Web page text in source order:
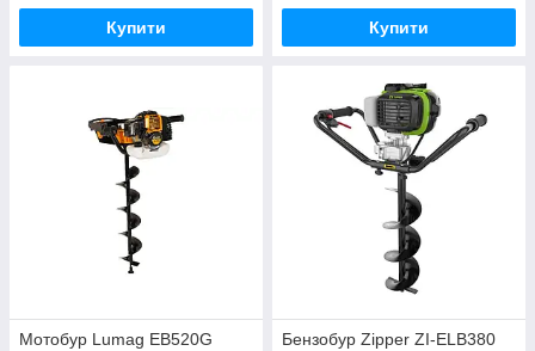
Купити Купити
Мотобур Lumag EB520G
Бензобур Zipper ZI-ELB380